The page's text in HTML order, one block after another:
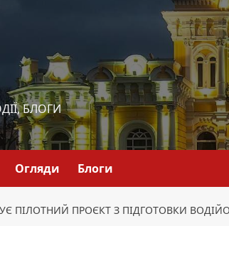
БЛОГИ
Огляди Блоги
ПІЛОТНИЙ ПРОЄКТ З ПІДГОТОВКИ